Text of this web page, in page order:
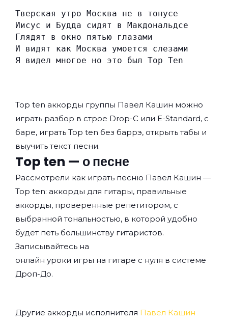
Тверская утро Москва не в тонусе
Иисус и Будда сидят в Макдональдсе
Глядят в окно пятью глазами
И видят как Москва умоется слезами
Я видел многое но это был Top Ten
Top ten аккорды группы Павел Кашин можно
играть разбор в строе Drop-C или E-Standard, с
баре, играть Top ten без баррэ, открыть табы и
выучить текст песни.
Top ten — о песне
Рассмотрели как играть песню Павел Кашин —
Top ten: аккорды для гитары, правильные
аккорды, проверенные репетитором, с
выбранной тональностью, в которой удобно
будет петь большинству гитаристов.
Записывайтесь на
онлайн уроки игры на гитаре с нуля в системе
Дроп-До.
Другие аккорды исполнителя Павел Кашин